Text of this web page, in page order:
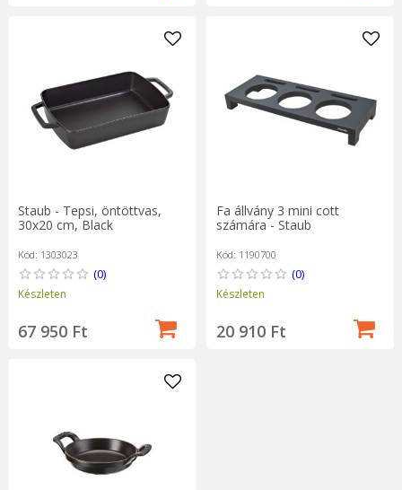
Staub - Tepsi, öntöttvas,
30x20 cm, Black
Kód: 1303023
(0)
Készleten
67 950 Ft
Fa állvány 3 mini cott
számára - Staub
Kód: 1190700
(0)
Készleten
20 910 Ft